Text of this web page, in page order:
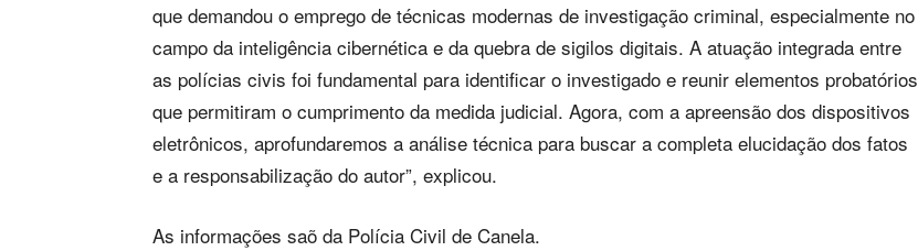
que demandou o emprego de técnicas modernas de investigação criminal, especialmente no
campo da inteligência cibernética e da quebra de sigilos digitais. A atuação integrada entre
as polícias civis foi fundamental para identificar o investigado e reunir elementos probatórios
que permitiram o cumprimento da medida judicial. Agora, com a apreensão dos dispositivos
eletrônicos, aprofundaremos a análise técnica para buscar a completa elucidação dos fatos
e a responsabilização do autor”, explicou.
As informações saõ da Polícia Civil de Canela.